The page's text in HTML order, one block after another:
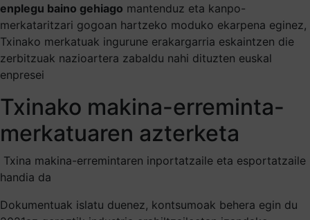
enplegu baino gehiago mantenduz eta kanpo-
merkataritzari gogoan hartzeko moduko ekarpena eginez,
Txinako merkatuak ingurune erakargarria eskaintzen die
zerbitzuak nazioartera zabaldu nahi dituzten euskal
enpresei
Txinako makina-erreminta-
merkatuaren azterketa
Txina makina-erremintaren inportatzaile eta esportatzaile
handia da
Dokumentuak islatu duenez, kontsumoak behera egin du